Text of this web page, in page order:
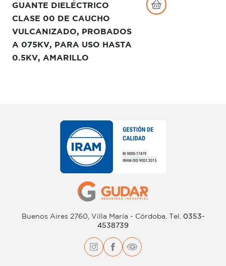
GUANTE DIELÉCTRICO
CLASE 00 DE CAUCHO
VULCANIZADO, PROBADOS
A 075KV, PARA USO HASTA
0.5KV, AMARILLO
Buenos Aires 2760, Villa María - Córdoba. Tel. 0353-
4538739